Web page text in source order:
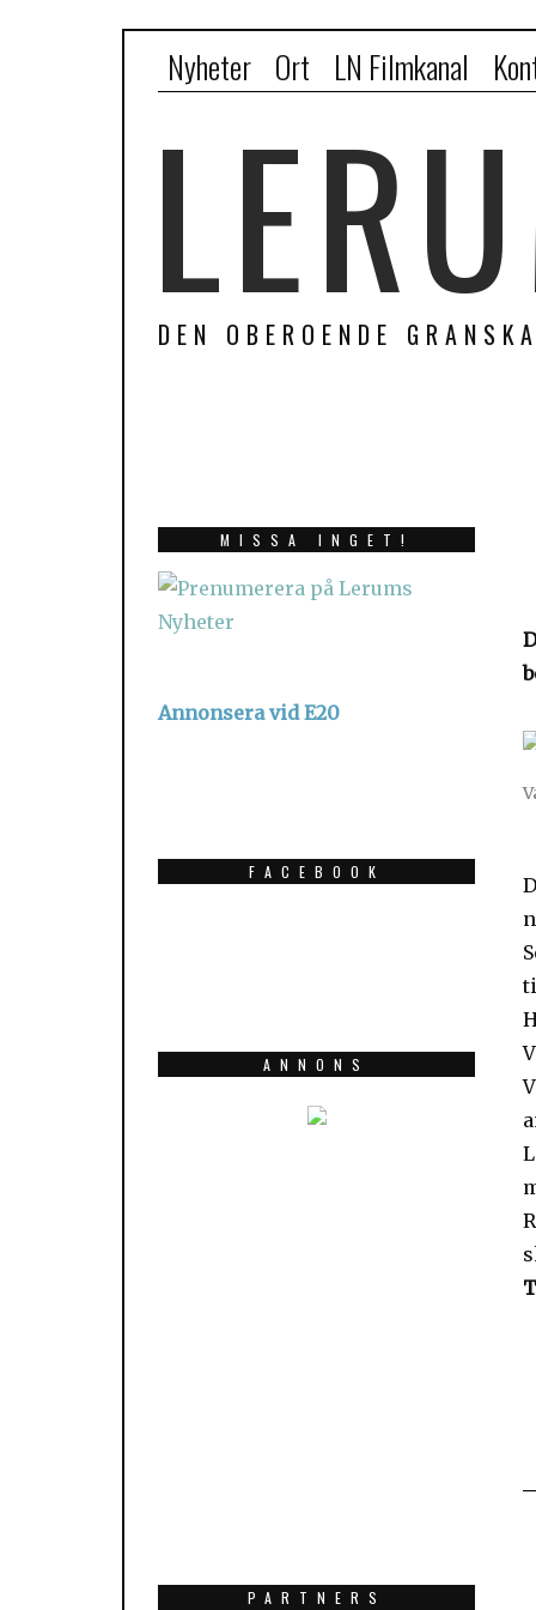
Nyheter Ort LN Filmkanal
DEN OBEROENDE
MISSA INGET!
Annonsera vid E20
FACEBOOK
ANNONS
PARTNERS